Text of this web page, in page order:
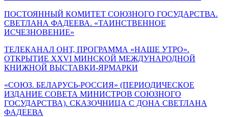
ПОСТОЯННЫЙ КОМИТЕТ СОЮЗНОГО ГОСУДАРСТВА.
СВЕТЛАНА ФАДЕЕВА. «ТАИНСТВЕННОЕ
ИСЧЕЗНОВЕНИЕ»
ТЕЛЕКАНАЛ ОНТ, ПРОГРАММА «НАШЕ УТРО».
ОТКРЫТИЕ XXVI МИНСКОЙ МЕЖДУНАРОДНОЙ
КНИЖНОЙ ВЫСТАВКИ-ЯРМАРКИ
«СОЮЗ. БЕЛАРУСЬ-РОССИЯ» (ПЕРИОДИЧЕСКОЕ
ИЗДАНИЕ СОВЕТА МИНИСТРОВ СОЮЗНОГО
ГОСУДАРСТВА). СКАЗОЧНИЦА С ДОНА СВЕТЛАНА
ФАДЕЕВА